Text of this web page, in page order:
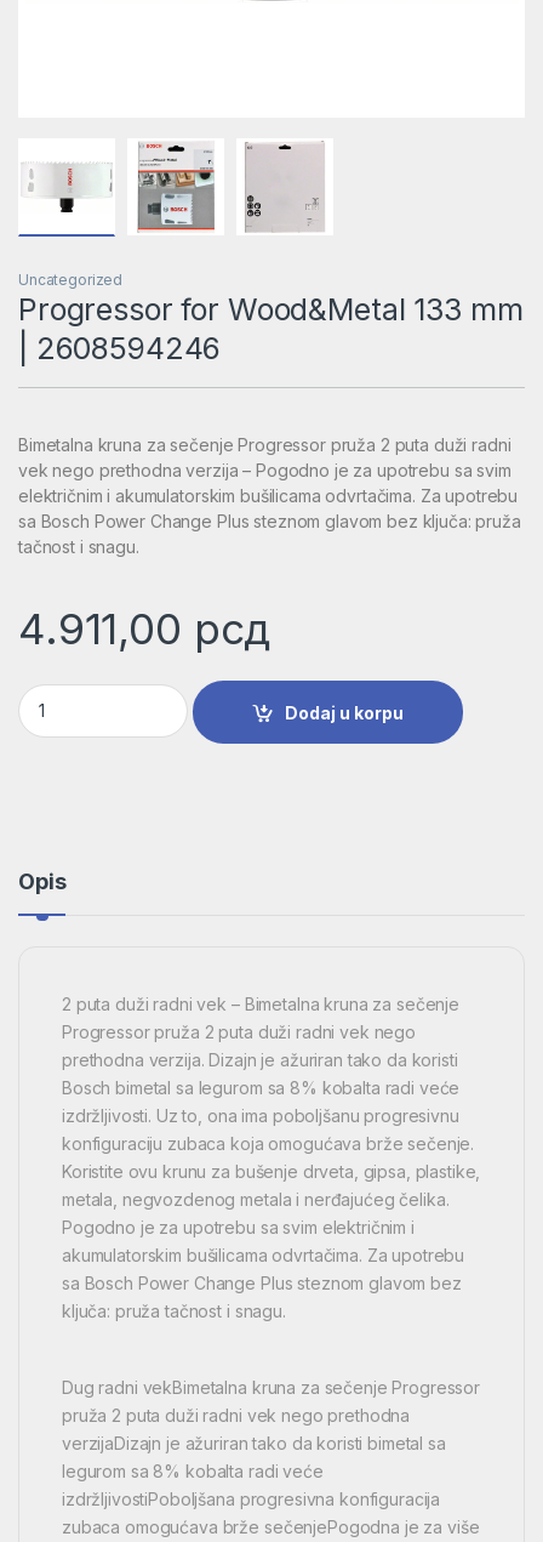
Uncategorized
Progressor for Wood&Metal 133 mm
| 2608594246
Bimetalna kruna za sečenje Progressor pruža 2 puta duži radni
vek nego prethodna verzija – Pogodno je za upotrebu sa svim
električnim i akumulatorskim bušilicama odvrtačima. Za upotrebu
sa Bosch Power Change Plus steznom glavom bez ključa: pruža
tačnost i snagu.
4.911,00 рсд
Progressor for Wood&Metal 133 mm | 2608594246 količina
Dodaj u korpu
Opis
2 puta duži radni vek – Bimetalna kruna za sečenje
Progressor pruža 2 puta duži radni vek nego
prethodna verzija. Dizajn je ažuriran tako da koristi
Bosch bimetal sa legurom sa 8% kobalta radi veće
izdržljivosti. Uz to, ona ima poboljšanu progresivnu
konfiguraciju zubaca koja omogućava brže sečenje.
Koristite ovu krunu za bušenje drveta, gipsa, plastike,
metala, negvozdenog metala i nerđajućeg čelika.
Pogodno je za upotrebu sa svim električnim i
akumulatorskim bušilicama odvrtačima. Za upotrebu
sa Bosch Power Change Plus steznom glavom bez
ključa: pruža tačnost i snagu.
Dug radni vekBimetalna kruna za sečenje Progressor
pruža 2 puta duži radni vek nego prethodna
verzijaDizajn je ažuriran tako da koristi bimetal sa
legurom sa 8% kobalta radi veće
izdržljivostiPoboljšana progresivna konfiguracija
zubaca omogućava brže sečenjePogodna je za više